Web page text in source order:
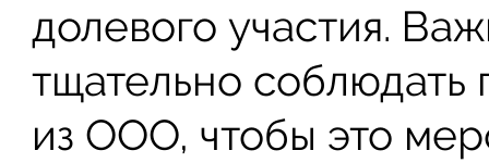
долевого участия.
тщательно соблюдать
из ООО, чтобы это